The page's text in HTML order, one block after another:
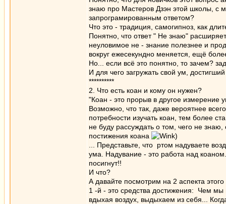
знаю про Мастеров Дзэн этой школы, с
запрограмированным ответом?
Что это - традиция, самогипноз, как
Понятно, что ответ " Не знаю"
неуловимое не - знание полезнее и
вокруг ежесекундно меняется, ещё
Но... если всё это понятно, то зачем?
И для чего загружать свой ум,
**********
2. Что есть коан и кому он нужен?
"Коан - это прорыв в другое измерение
Возможно, что так, даже вероятнее
потребности изучать коан, тем более
не буду рассуждать о том, чего не
постижения коана
)
... Представьте, что ртом надуваете
ума. Надувание - это работа над
посигнут!!
И что?
А давайте посмотрим на 2 аспекта
1 -й - это средства достижения: Чем
вдыхая воздух, выдыхаем из себя...